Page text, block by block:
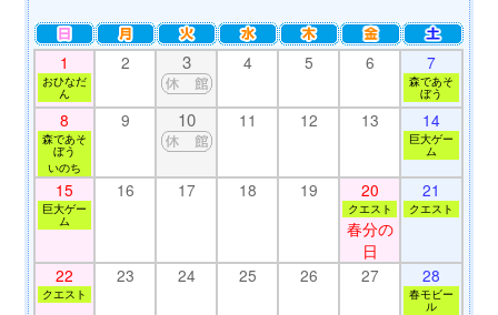
1
おひなだ
ん
2 3 4 5 6 7
森であそ
ぼう
8
森であそ
ぼう
いのち
9 10 11 12 13 14
巨大ゲー
ム
15
巨大ゲー
ム
16 17 18 19 20
クエスト
春分の
日
21
クエスト
22
クエスト
23 24 25 26 27 28
春モビー
ル